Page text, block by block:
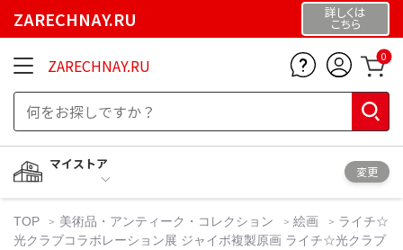
ZARECHNAY.RU 詳しくは
こちら
ZARECHNAY.RU 0
マイストア
変更
TOP 美術品・アンティーク・コレクション 絵画
ライチ☆
光クラブコラボレーション展 ジャイボ複製原画 ライチ☆光クラブ